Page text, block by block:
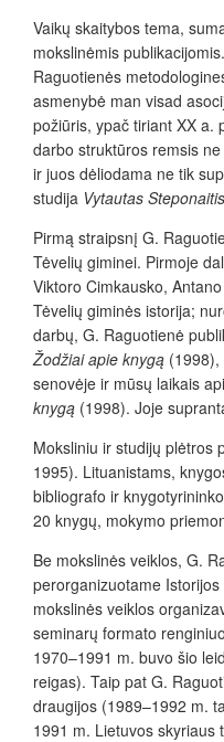
Vaikų skaitybos tema,
mokslinėmis
Raguotienės
asmenybė man visad
požiūris, ypač tiriant XX a.
darbo struktūros remsis
ir juos dėliodama ne tik
studija Vytautas
Pirmą straipsnį G.
Tėvelių giminei. Pirmoje
Viktoro Cimkausko,
Tėvelių giminės istorija;
darbų, G. Raguotienė
Žodžiai apie knygą (1998),
senovėje ir mūsų laikais
knygą (1998). Joje
Moksliniu ir studijų plėtros
1995). Lituanistams,
bibliografo ir
20 knygų, mokymo
Be mokslinės veiklos, G.
perorganizuotame
mokslinės veiklos
seminarų formato
1970–1991 m. buvo šio
reigas). Taip pat G.
draugijos (1989–1992 m.
1991 m. Lietuvos